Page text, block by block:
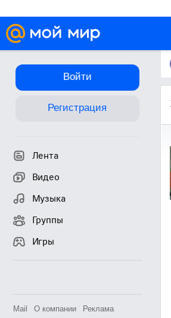
Войти
Регистрация
Лента
Видео
Музыка
Группы
Игры
Mail О компании
Реклама